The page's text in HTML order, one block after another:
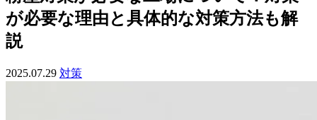
が必要な理由と具体的な対策方法も解
説
2025.07.29 対策